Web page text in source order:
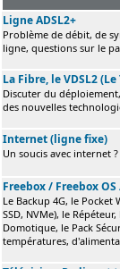
Ligne ADSL2+
Problème de débit, de
ligne, questions sur le
La Fibre, le VDSL2
Discuter du
des nouvelles
Internet (ligne fixe)
Un soucis avec internet
Freebox / Freebox
Le Backup 4G, le Pocket
SSD, NVMe), le
Domotique, le Pack
températures,